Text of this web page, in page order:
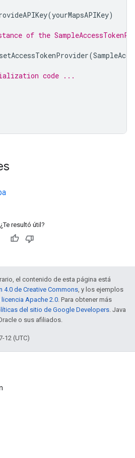
(yourMapsAPIKey)
of the
setAccessTokenProvider(
code ...
¿Te resultó útil?
el contenido de esta página está
4.0 de Creative Commons, y los ejemplos
licencia Apache 2.0. Para obtener más
del sitio de Google Developers. Java
o sus afiliados.
12 (UTC)